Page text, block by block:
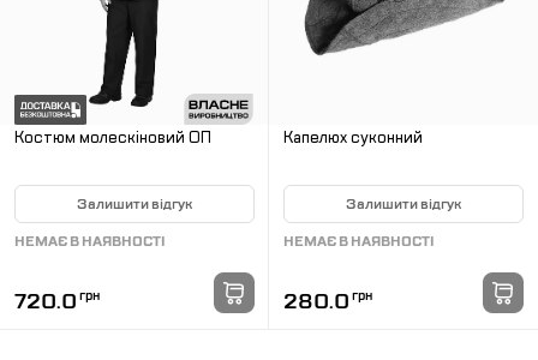
Костюм молескіновий ОП
Залишити відгук
НЕМАЄ В НАЯВНОСТІ
720.0 грн
Капелюх суконний
Залишити відгук
НЕМАЄ В НАЯВНОСТІ
280.0 грн